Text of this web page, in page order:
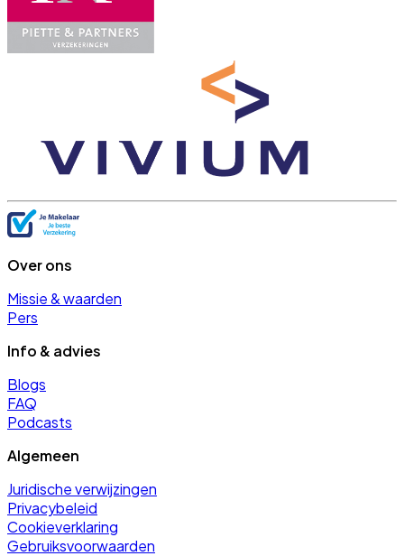
Over ons
Missie & waarden
Pers
Info & advies
Blogs
FAQ
Podcasts
Algemeen
Juridische verwijzingen
Privacybeleid
Cookieverklaring
Gebruiksvoorwaarden